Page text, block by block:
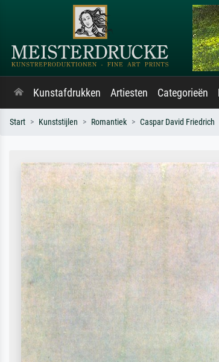
Kunstafdrukken Artiesten Categorieën
Start Kunststijlen Romantiek Caspar David Friedrich